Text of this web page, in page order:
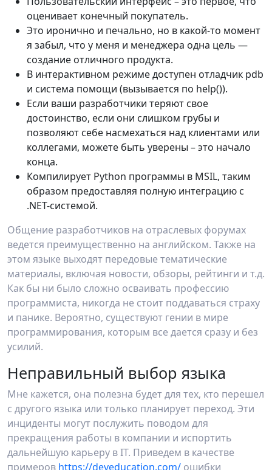
оценивает конечный покупатель.
Это иронично и печально, но в какой-то момент
я забыл, что у меня и менеджера одна цель —
создание отличного продукта.
В интерактивном режиме доступен отладчик pdb
и система помощи (вызывается по help()).
Если ваши разработчики теряют свое
достоинство, если они слишком грубы и
позволяют себе насмехаться над клиентами или
коллегами, можете быть уверены – это начало
конца.
Компилирует Python программы в MSIL, таким
образом предоставляя полную интеграцию с
.NET-системой.
Общение разработчиков на отраслевых форумах
ведется преимущественно на английском. Также на
этом языке выходят передовые тематические
материалы, включая новости, обзоры, рейтинги и т.д.
Как бы ни было сложно осваивать профессию
программиста, никогда не стоит поддаваться страху
и панике. Вероятно, существуют гении в мире
программирования, которым все дается сразу и без
усилий.
Неправильный выбор языка
Мне кажется, она полезна будет для тех, кто перешел
с другого языка или только планирует переход. Эти
инциденты могут послужить поводом для
прекращения работы в компании и испортить
дальнейшую карьеру в IT. Приведем в качестве
примеров https://deveducation.com/ ошибки